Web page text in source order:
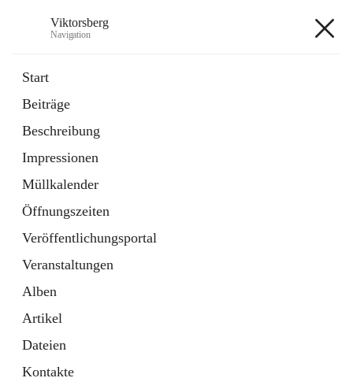
Viktorsberg
Navigation
Start
Beiträge
Beschreibung
Impressionen
Müllkalender
Öffnungszeiten
Veröffentlichungsportal
Veranstaltungen
Alben
Artikel
Dateien
Kontakte
1 Schnellzugriff
Bürgerservice
10 Schnellzugriffe